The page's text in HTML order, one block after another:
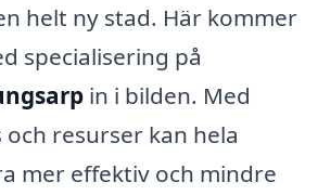
helt ny stad. Här kommer
specialisering på
in i bilden. Med
resurser kan hela
mer effektiv och mindre